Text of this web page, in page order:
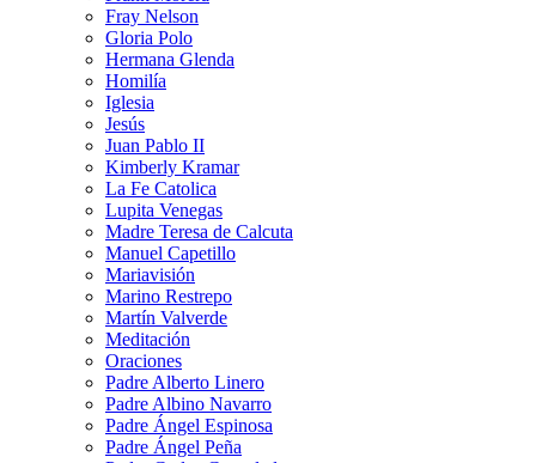
Fray Nelson
Gloria Polo
Hermana Glenda
Homilía
Iglesia
Jesús
Juan Pablo II
Kimberly Kramar
La Fe Catolica
Lupita Venegas
Madre Teresa de Calcuta
Manuel Capetillo
Mariavisión
Marino Restrepo
Martín Valverde
Meditación
Oraciones
Padre Alberto Linero
Padre Albino Navarro
Padre Ángel Espinosa
Padre Ángel Peña